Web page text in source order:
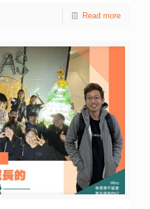
5位專家、學者應邀擔任創研庫
士、倪以理先生、張炳良教授、
話︰3755 7044
language and culture. Their
exhibits from all corners
carpets in Iran to aromatic
Read more